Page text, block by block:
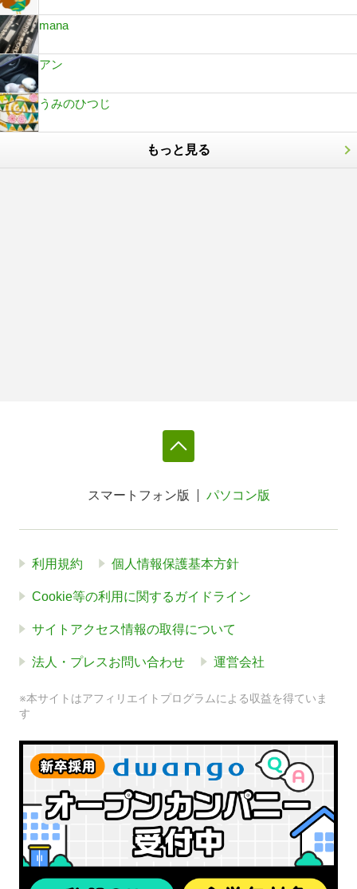
mana
アン
うみのひつじ
もっと見る
スマートフォン版 パソコン版
利用規約 個人情報保護基本方針
Cookie等の利用に関するガイドライン
サイトアクセス情報の取得について
法人・プレスお問い合わせ 運営会社
※本サイトはアフィリエイトプログラムによる収益を得ていま
す